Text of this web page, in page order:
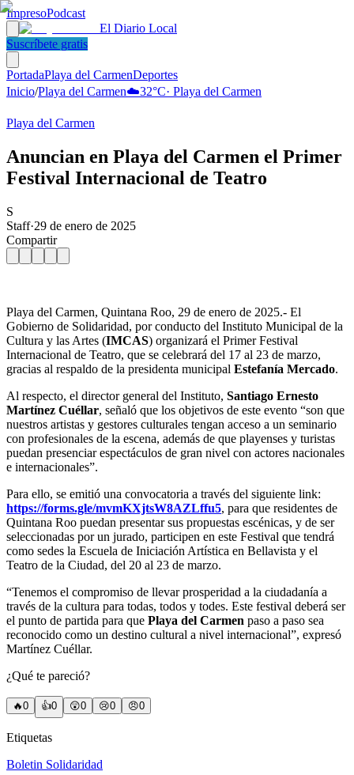
ImpresoPodcast
El Diario Local
Suscríbete gratis
PortadaPlaya del CarmenDeportes
Inicio/Playa del Carmen☁️32°C· Playa del Carmen
Playa del Carmen
Anuncian en Playa del Carmen el Primer
Festival Internacional de Teatro
S
Staff·29 de enero de 2025
Compartir
Playa del Carmen, Quintana Roo, 29 de enero de 2025.- El
Gobierno de Solidaridad, por conducto del Instituto Municipal de la
Cultura y las Artes (IMCAS) organizará el Primer Festival
Internacional de Teatro, que se celebrará del 17 al 23 de marzo,
gracias al respaldo de la presidenta municipal Estefanía Mercado.
Al respecto, el director general del Instituto, Santiago Ernesto
Martínez Cuéllar, señaló que los objetivos de este evento “son que
nuestros artistas y gestores culturales tengan acceso a un seminario
con profesionales de la escena, además de que playenses y turistas
puedan presenciar espectáculos de gran nivel con actores nacionales
e internacionales”.
Para ello, se emitió una convocatoria a través del siguiente link:
https://forms.gle/mvmKXjtsW8AZLffu5, para que residentes de
Quintana Roo puedan presentar sus propuestas escénicas, y de ser
seleccionadas por un jurado, participen en este Festival que tendrá
como sedes la Escuela de Iniciación Artística en Bellavista y el
Teatro de la Ciudad, del 20 al 23 de marzo.
“Tenemos el compromiso de llevar prosperidad a la ciudadanía a
través de la cultura para todas, todos y todes. Este festival deberá ser
el punto de partida para que Playa del Carmen paso a paso sea
reconocido como un destino cultural a nivel internacional”, expresó
Martínez Cuéllar.
¿Qué te pareció?
🔥0 👍0 😲0 😢0 😠0
Etiquetas
Boletin Solidaridad